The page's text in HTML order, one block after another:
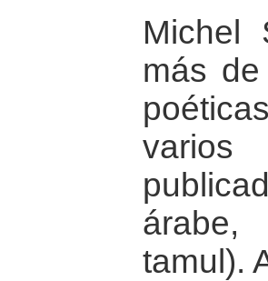
Michel
más
árabe,
tamul).